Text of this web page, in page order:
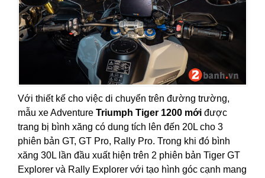
Với thiết kế cho việc di chuyển trên đường trường,
mẫu xe Adventure Triumph Tiger 1200 mới được
trang bị bình xăng có dung tích lên đến 20L cho 3
phiên bản GT, GT Pro, Rally Pro. Trong khi đó bình
xăng 30L lần đầu xuất hiện trên 2 phiên bản Tiger GT
Explorer và Rally Explorer với tạo hình góc cạnh mang